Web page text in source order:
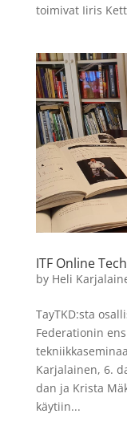
toimivat Iiris
ITF Online
by Heli
TayTKD:sta
Federationin
Karjalainen, 6.
dan ja Krista
käytiin...